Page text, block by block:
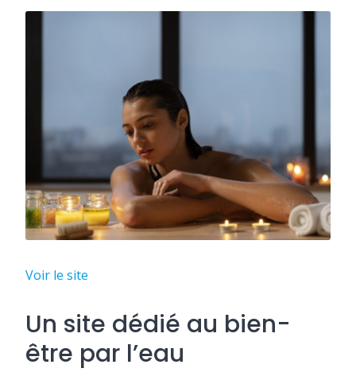
Voir le site
Un site dédié au bien-
être par l’eau